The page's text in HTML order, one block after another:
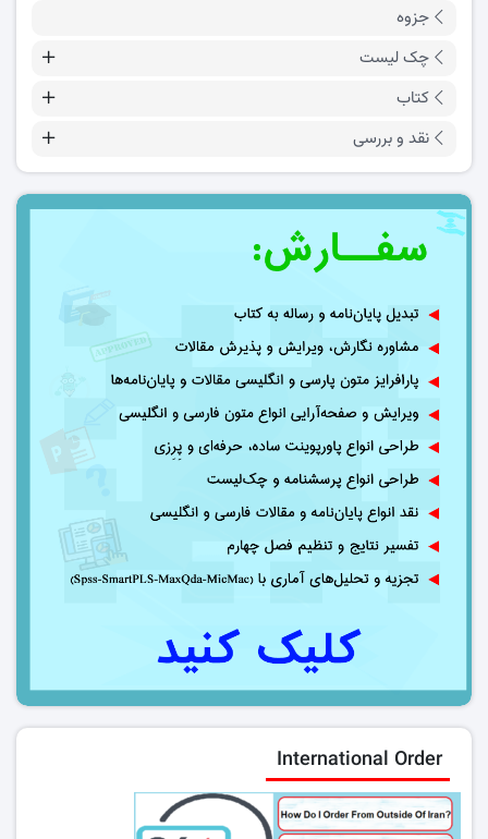
جزوه
چک لیست
کتاب
نقد و بررسی
International Order